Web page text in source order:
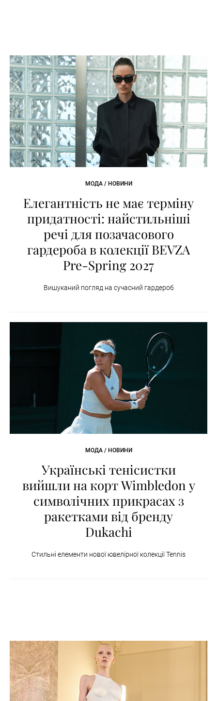
МОДА / НОВИНИ
Елегантність не має терміну
придатності: найстильніші
речі для позачасового
гардероба в колекції BEVZA
Pre-Spring 2027
Вишуканий погляд на сучасний гардероб
МОДА / НОВИНИ
Українські тенісистки
вийшли на корт Wimbledon у
символічних прикрасах з
ракетками від бренду
Dukachi
Стильні елементи нової ювелірної колекції Tennis